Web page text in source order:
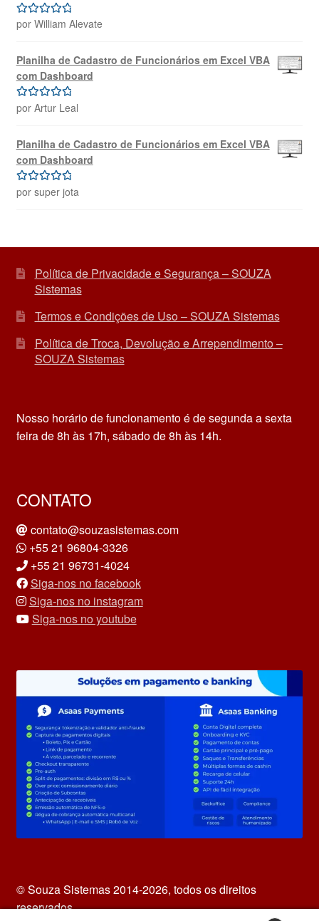
Avaliação5
por William Alevate
Planilha de Cadastro de Funcionários em Excel VBA
com Dashboard
Avaliação 5
por Artur Leal
Planilha de Cadastro de Funcionários em Excel VBA
com Dashboard
Avaliação5
por super jota
Política de Privacidade e Segurança – SOUZA
Sistemas
Termos e Condições de Uso – SOUZA Sistemas
Política de Troca, Devolução e Arrependimento –
SOUZA Sistemas
Nosso horário de funcionamento é de segunda a sexta
feira de 8h às 17h, sábado de 8h às 14h.
CONTATO
contato@souzasistemas.com
+55 21 96804-3326
+55 21 96731-4024
Siga-nos no facebook
Siga-nos no instagram
Siga-nos no youtube
© Souza Sistemas 2014-2026, todos os direitos
reservados.